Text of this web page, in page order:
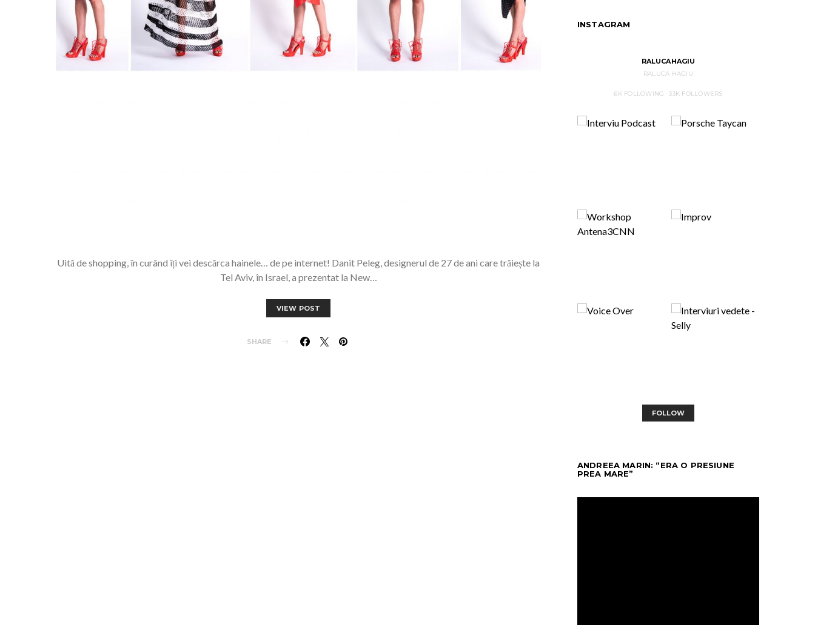
Uită de shopping, în curând îți vei descărca hainele… de pe internet! Danit Peleg, designerul de 27 de ani care trăiește la
Tel Aviv, în Israel, a prezentat la New…
VIEW POST
SHARE
INSTAGRAM
RALUCAHAGIU
RALUCA HAGIU
6KFOLLOWING 33K FOLLOWERS
FOLLOW
ANDREEA MARIN: “ERA O PRESIUNE
PREA MARE”